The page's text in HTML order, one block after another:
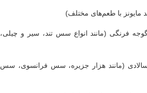
با طعم‌های مختلف)
فرنگی (مانند انواع سس تند، سیر و چیلی،
(مانند هزار جزیره، سس فرانسوی، سس